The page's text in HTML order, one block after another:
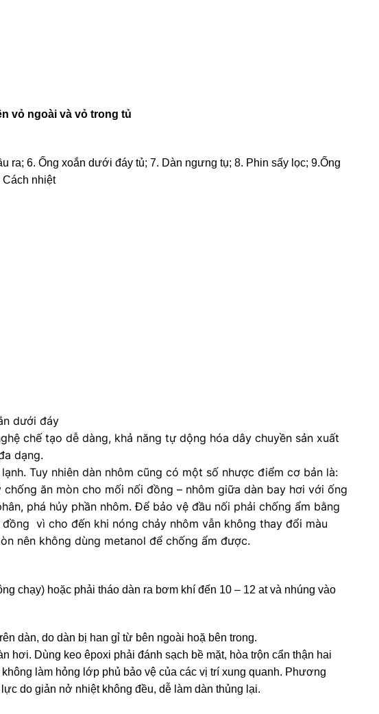
vỏ ngoài và vỏ trong tủ
6. Ống xoắn dưới đáy tủ; 7. Dàn ngưng tụ; 8. Phin sấy lọc; 9.Ống
Cách nhiệt
dưới đáy
chế tạo dễ dàng, khả năng tự dộng hóa dây chuyền sản xuất
dạng.
Tuy nhiên dàn nhôm cũng có một số nhược điểm cơ bản là:
ăn mòn cho mối nối đồng – nhôm giữa dàn bay hơi với ống
phá hủy phần nhôm. Để bảo vệ đầu nối phải chống ẩm bằng
vì cho đến khi nóng chảy nhôm vẫn không thay đổi màu
nên không dùng metanol để chống ẩm được.
chạy) hoặc phải tháo dàn ra bơm khí đến 10 – 12 at và nhúng vào
dàn, do dàn bị han gỉ từ bên ngoài hoặ bên trong.
hơi. Dùng keo êpoxi phải đánh sạch bề mặt, hòa trộn cẩn thận hai
làm hỏng lớp phủ bảo vệ của các vị trí xung quanh. Phương
do giản nở nhiệt không đều, dễ làm dàn thủng lại.